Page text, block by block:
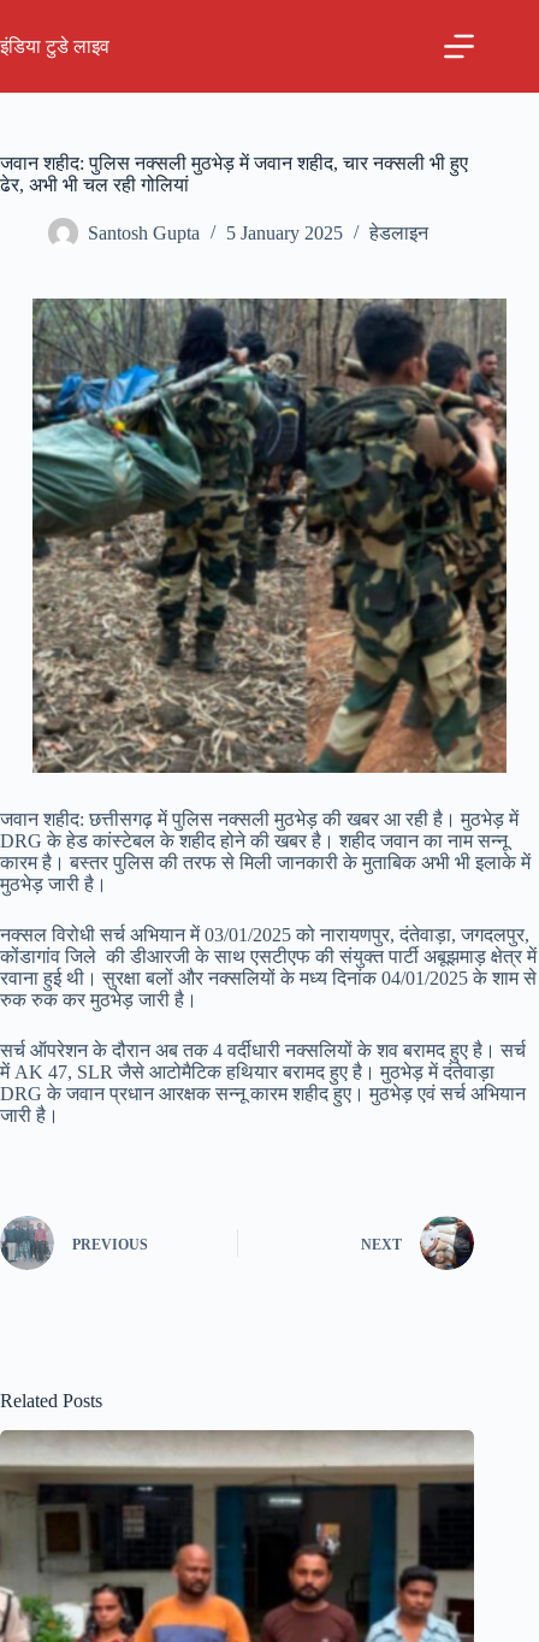
content
इंडिया टुडे लाइव
जवान शहीद: पुलिस नक्सली मुठभेड़ में जवान शहीद, चार नक्सली भी हुए
ढेर, अभी भी चल रही गोलियां
Santosh Gupta 5 January 2025 हेडलाइन
जवान शहीद: छत्तीसगढ़ में पुलिस नक्सली मुठभेड़ की खबर आ रही है। मुठभेड़ में
DRG के हेड कांस्टेबल के शहीद होने की खबर है। शहीद जवान का नाम सन्नू
कारम है। बस्तर पुलिस की तरफ से मिली जानकारी के मुताबिक अभी भी इलाके में
मुठभेड़ जारी है।
नक्सल विरोधी सर्च अभियान में 03/01/2025 को नारायणपुर, दंतेवाड़ा, जगदलपुर,
कोंडागांव जिले की डीआरजी के साथ एसटीएफ की संयुक्त पार्टी अबूझमाड़ क्षेत्र में
रवाना हुई थी। सुरक्षा बलों और नक्सलियों के मध्य दिनांक 04/01/2025 के शाम से
रुक रुक कर मुठभेड़ जारी है।
सर्च ऑपरेशन के दौरान अब तक 4 वर्दीधारी नक्सलियों के शव बरामद हुए है। सर्च
में AK 47, SLR जैसे आटोमैटिक हथियार बरामद हुए है। मुठभेड़ में दंतेवाड़ा
DRG के जवान प्रधान आरक्षक सन्नू कारम शहीद हुए। मुठभेड़ एवं सर्च अभियान
जारी है।
PREVIOUS NEXT
Related Posts